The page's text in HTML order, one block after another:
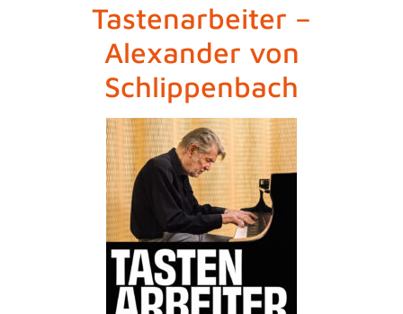
Tastenarbeiter –
Alexander von
Schlippenbach